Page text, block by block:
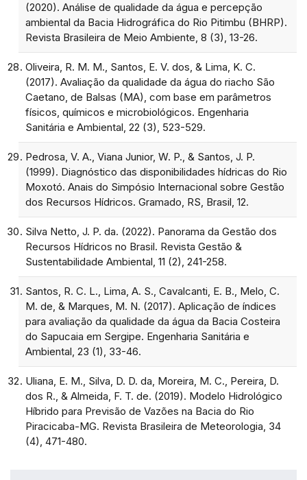
(2020). Análise de qualidade da água e percepção
ambiental da Bacia Hidrográfica do Rio Pitimbu (BHRP).
Revista Brasileira de Meio Ambiente, 8 (3), 13-26.
Oliveira, R. M. M., Santos, E. V. dos, & Lima, K. C.
(2017). Avaliação da qualidade da água do riacho São
Caetano, de Balsas (MA), com base em parâmetros
físicos, químicos e microbiológicos. Engenharia
Sanitária e Ambiental, 22 (3), 523-529.
Pedrosa, V. A., Viana Junior, W. P., & Santos, J. P.
(1999). Diagnóstico das disponibilidades hídricas do Rio
Moxotó. Anais do Simpósio Internacional sobre Gestão
dos Recursos Hídricos. Gramado, RS, Brasil, 12.
Silva Netto, J. P. da. (2022). Panorama da Gestão dos
Recursos Hídricos no Brasil. Revista Gestão &
Sustentabilidade Ambiental, 11 (2), 241-258.
Santos, R. C. L., Lima, A. S., Cavalcanti, E. B., Melo, C.
M. de, & Marques, M. N. (2017). Aplicação de índices
para avaliação da qualidade da água da Bacia Costeira
do Sapucaia em Sergipe. Engenharia Sanitária e
Ambiental, 23 (1), 33-46.
Uliana, E. M., Silva, D. D. da, Moreira, M. C., Pereira, D.
dos R., & Almeida, F. T. de. (2019). Modelo Hidrológico
Híbrido para Previsão de Vazões na Bacia do Rio
Piracicaba-MG. Revista Brasileira de Meteorologia, 34
(4), 471-480.